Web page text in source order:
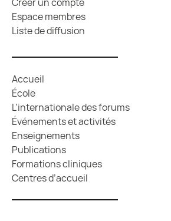
Espace membres
Liste de diffusion
Accueil
École
L’internationale des forums
Événements et activités
Enseignements
Publications
Formations cliniques
Centres d’accueil